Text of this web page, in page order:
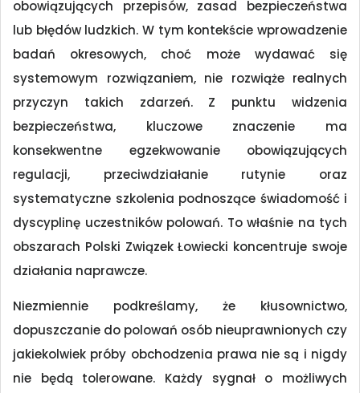
obowiązujących przepisów, zasad bezpieczeństwa
lub błędów ludzkich. W tym kontekście wprowadzenie
badań okresowych, choć może wydawać się
systemowym rozwiązaniem, nie rozwiąże realnych
przyczyn takich zdarzeń. Z punktu widzenia
bezpieczeństwa, kluczowe znaczenie ma
konsekwentne egzekwowanie obowiązujących
regulacji, przeciwdziałanie rutynie oraz
systematyczne szkolenia podnoszące świadomość i
dyscyplinę uczestników polowań. To właśnie na tych
obszarach Polski Związek Łowiecki koncentruje swoje
działania naprawcze.
Niezmiennie podkreślamy, że kłusownictwo,
dopuszczanie do polowań osób nieuprawnionych czy
jakiekolwiek próby obchodzenia prawa nie są i nigdy
nie będą tolerowane. Każdy sygnał o możliwych